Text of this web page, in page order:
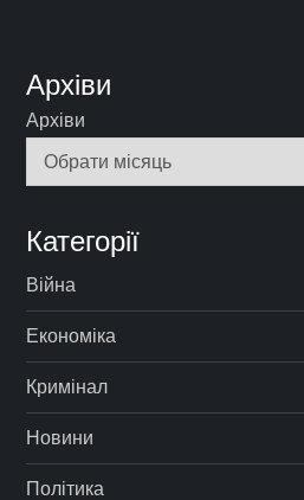
Архіви
Архіви
Категорії
Війна
Економіка
Кримінал
Новини
Політика